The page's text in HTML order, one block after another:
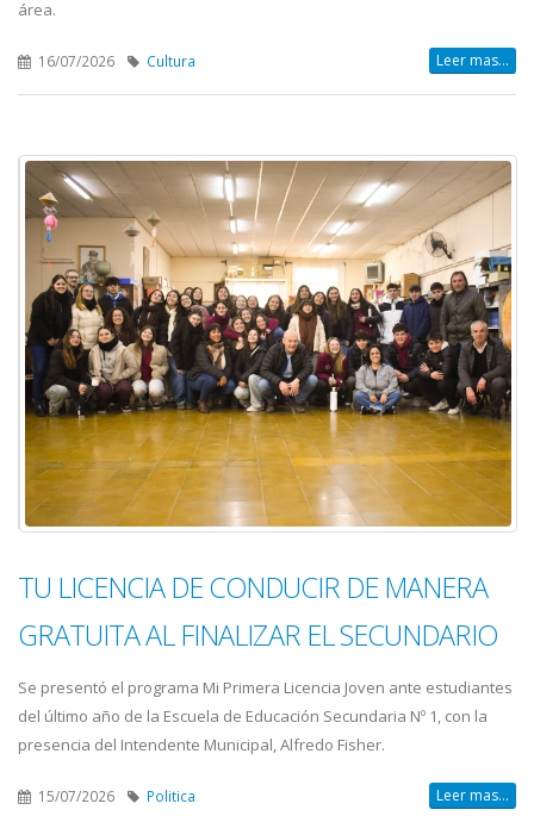
área.
16/07/2026 Cultura Leer mas...
TU LICENCIA DE CONDUCIR DE MANERA
GRATUITA AL FINALIZAR EL SECUNDARIO
Se presentó el programa Mi Primera Licencia Joven ante estudiantes
del último año de la Escuela de Educación Secundaria Nº 1, con la
presencia del Intendente Municipal, Alfredo Fisher.
15/07/2026 Politica Leer mas...